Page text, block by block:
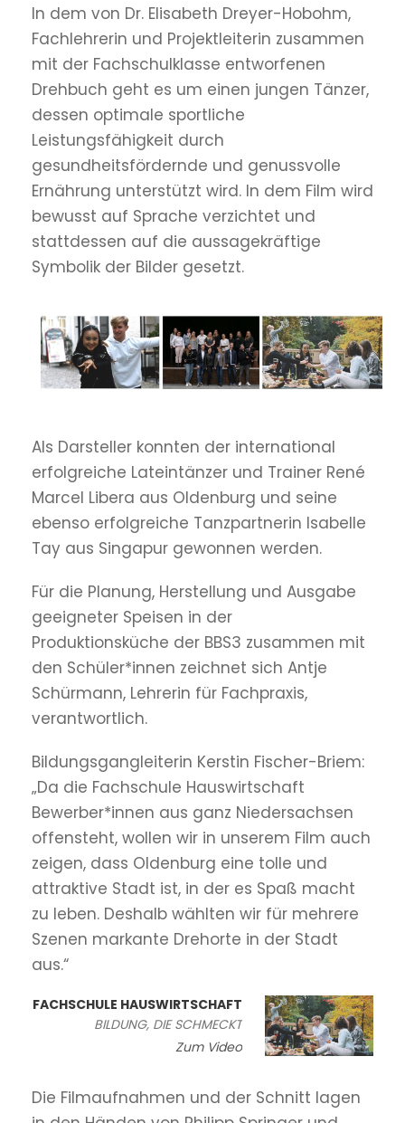
In dem von Dr. Elisabeth Dreyer-Hobohm,
Fachlehrerin und Projektleiterin zusammen
mit der Fachschulklasse entworfenen
Drehbuch geht es um einen jungen Tänzer,
dessen optimale sportliche
Leistungsfähigkeit durch
gesundheitsfördernde und genussvolle
Ernährung unterstützt wird. In dem Film wird
bewusst auf Sprache verzichtet und
stattdessen auf die aussagekräftige
Symbolik der Bilder gesetzt.
Als Darsteller konnten der international
erfolgreiche Lateintänzer und Trainer René
Marcel Libera aus Oldenburg und seine
ebenso erfolgreiche Tanzpartnerin Isabelle
Tay aus Singapur gewonnen werden.
Für die Planung, Herstellung und Ausgabe
geeigneter Speisen in der
Produktionsküche der BBS3 zusammen mit
den Schüler*innen zeichnet sich Antje
Schürmann, Lehrerin für Fachpraxis,
verantwortlich.
Bildungsgangleiterin Kerstin Fischer-Briem:
„Da die Fachschule Hauswirtschaft
Bewerber*innen aus ganz Niedersachsen
offensteht, wollen wir in unserem Film auch
zeigen, dass Oldenburg eine tolle und
attraktive Stadt ist, in der es Spaß macht
zu leben. Deshalb wählten wir für mehrere
Szenen markante Drehorte in der Stadt
aus.“
FACHSCHULE HAUSWIRTSCHAFT
BILDUNG, DIE SCHMECKT
Zum Video
Die Filmaufnahmen und der Schnitt lagen